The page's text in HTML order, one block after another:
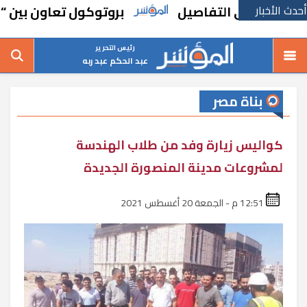
أحدث الأخبار بروتوكول تعاون بين
رئيس التحرير
عبد الحكم عبد ربه
بناة مصر
كواليس زيارة وفد من طلاب الهندسة
لمشروعات مدينة المنصورة الجديدة